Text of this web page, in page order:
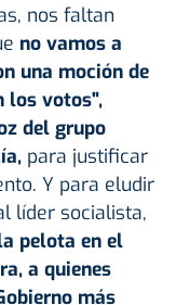
nos faltan
no vamos a
una moción de
los votos",
del grupo
para justificar
Y para eludir
líder socialista,
pelota en el
a quienes
más